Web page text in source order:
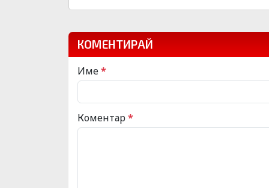
КОМЕНТИРАЙ
Име*
Коментар*